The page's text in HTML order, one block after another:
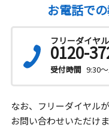
お電話で
フリーダイヤル
0120-
受付時間 9:30
なお、フリーダイヤル
お問い合わせいただけま